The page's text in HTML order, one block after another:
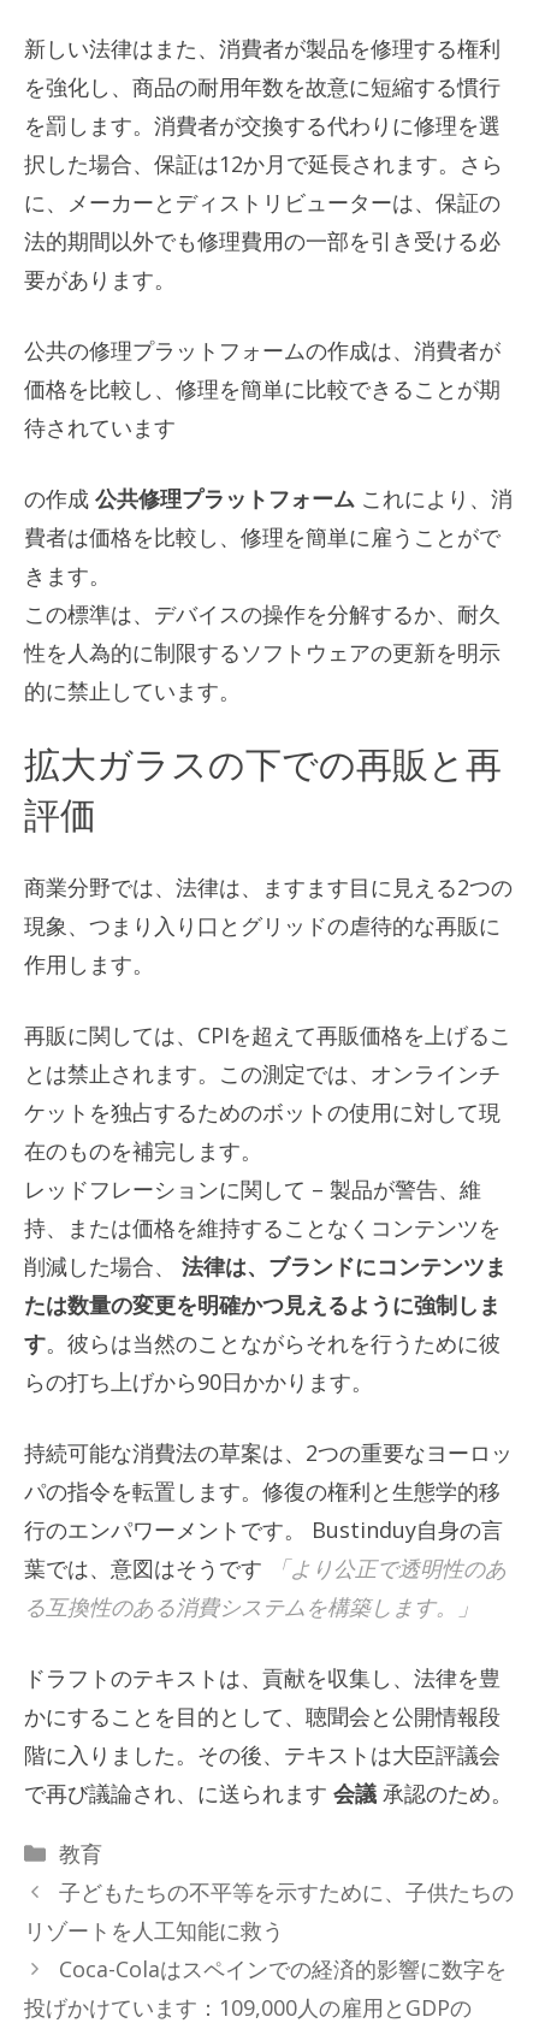
新しい法律はまた、消費者が製品を修理する権利
を強化し、商品の耐用年数を故意に短縮する慣行
を罰します。消費者が交換する代わりに修理を選
択した場合、保証は12か月で延長されます。さら
に、メーカーとディストリビューターは、保証の
法的期間以外でも修理費用の一部を引き受ける必
要があります。
公共の修理プラットフォームの作成は、消費者が
価格を比較し、修理を簡単に比較できることが期
待されています
の作成 公共修理プラットフォーム これにより、消
費者は価格を比較し、修理を簡単に雇うことがで
きます。
この標準は、デバイスの操作を分解するか、耐久
性を人為的に制限するソフトウェアの更新を明示
的に禁止しています。
拡大ガラスの下での再販と再
評価
商業分野では、法律は、ますます目に見える2つの
現象、つまり入り口とグリッドの虐待的な再販に
作用します。
再販に関しては、CPIを超えて再販価格を上げるこ
とは禁止されます。この測定では、オンラインチ
ケットを独占するためのボットの使用に対して現
在のものを補完します。
レッドフレーションに関して – 製品が警告、維
持、または価格を維持することなくコンテンツを
削減した場合、 法律は、ブランドにコンテンツま
たは数量の変更を明確かつ見えるように強制しま
す。彼らは当然のことながらそれを行うために彼
らの打ち上げから90日かかります。
持続可能な消費法の草案は、2つの重要なヨーロッ
パの指令を転置します。修復の権利と生態学的移
行のエンパワーメントです。 Bustinduy自身の言
葉では、意図はそうです
「より公正で透明性のあ
る互換性のある消費システムを構築します。」
ドラフトのテキストは、貢献を収集し、法律を豊
かにすることを目的として、聴聞会と公開情報段
階に入りました。その後、テキストは大臣評議会
で再び議論され、に送られます 会議 承認のため。
カ
テ
リ
ー
教育
子どもたちの不平等を示すために、子供たちの
リゾートを人工知能に救う
Coca-Colaはスペインでの経済的影響に数字を
投げかけています：109,000人の雇用とGDPの